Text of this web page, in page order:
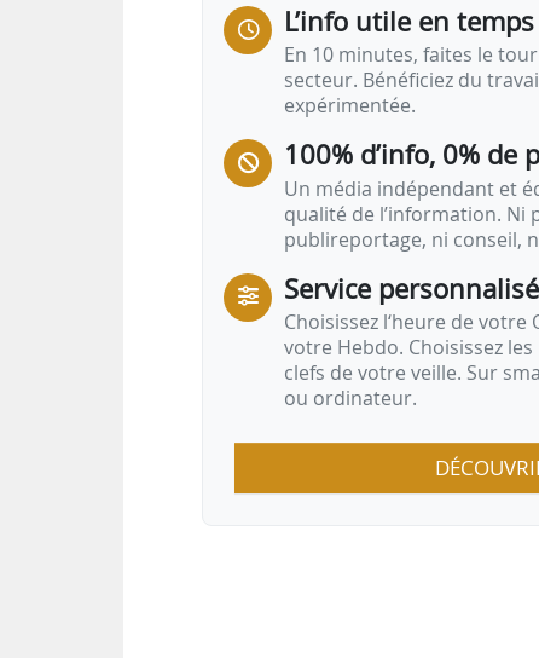
• focus sur la mesure dédiée
• session de questions/réponses
Accélérer la…
L’info utile en
En 10 minutes, faites le
secteur. Bénéficiez du
expérimentée.
100% d’info, 0% de
Un média indépendant et
qualité de l’information. Ni
publireportage, ni conseil,
Service personnalisé
Choisissez l‘heure de
votre Hebdo. Choisissez
clefs de votre veille. Sur
ou ordinateur.